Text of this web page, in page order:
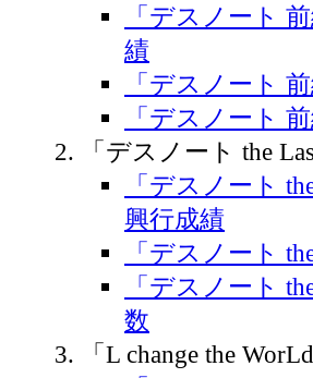
「デスノート
績
「デスノート
「デスノート
「デスノート the
「デスノート
興行成績
「デスノート
「デスノート
数
「L change the